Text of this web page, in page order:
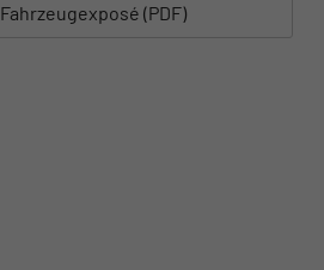
Fahrzeugexposé (PDF)